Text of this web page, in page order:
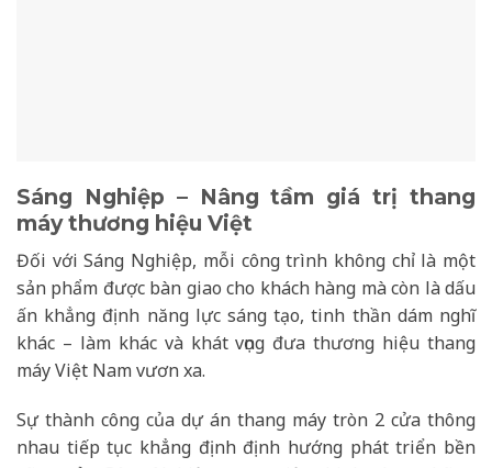
Sáng Nghiệp – Nâng tầm giá trị thang
máy thương hiệu Việt
Đối với Sáng Nghiệp, mỗi công trình không chỉ là một
sản phẩm được bàn giao cho khách hàng mà còn là dấu
ấn khẳng định năng lực sáng tạo, tinh thần dám nghĩ
khác – làm khác và khát vọng đưa thương hiệu thang
máy Việt Nam vươn xa.
Sự thành công của dự án thang máy tròn 2 cửa thông
nhau tiếp tục khẳng định định hướng phát triển bền